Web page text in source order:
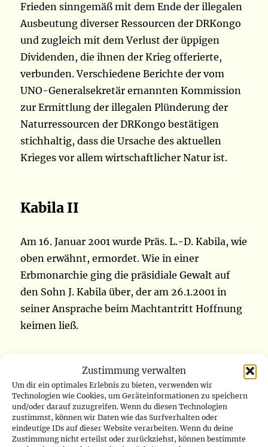
Zustimmung verwalten
Um dir ein optimales Erlebnis zu bieten, verwenden wir
Technologien wie Cookies, um Geräteinformationen zu speichern
und/oder darauf zuzugreifen. Wenn du diesen Technologien
zustimmst, können wir Daten wie das Surfverhalten oder
eindeutige IDs auf dieser Website verarbeiten. Wenn du deine
Zustimmung nicht erteilst oder zurückziehst, können bestimmte
Frieden sinngemäß mit dem Ende der illegalen
Ausbeutung diverser Ressourcen der DRKongo
und zugleich mit dem Verlust der üppigen
Dividenden, die ihnen der Krieg offerierte,
verbunden. Verschiedene Berichte der vom
UNO-Generalsekretär ernannten Kommission
zur Ermittlung der illegalen Plünderung der
Naturressourcen der DRKongo bestätigen
stichhaltig, dass die Ursache des aktuellen
Krieges vor allem wirtschaftlicher Natur ist.
Kabila II
Am 16. Januar 2001 wurde Präs. L.-D. Kabila, wie
oben erwähnt, ermordet. Wie in einer
Erbmonarchie ging die präsidiale Gewalt auf
den Sohn J. Kabila über, der am 26.1.2001 in
seiner Ansprache beim Machtantritt Hoffnung
keimen ließ.
Gipfeltref
fen von
Lusaka
(15.–